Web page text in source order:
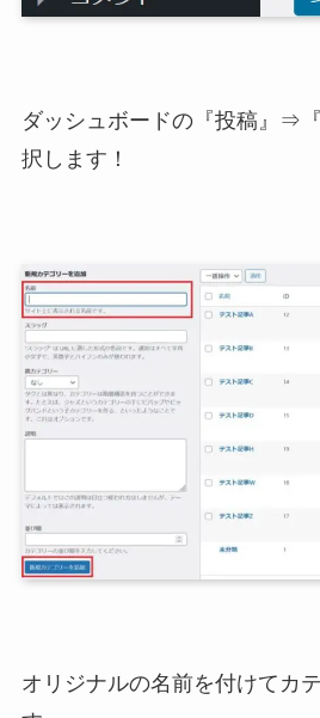
ダッシュボードの『投稿』⇒
択します！
オリジナルの名前を付けてカ